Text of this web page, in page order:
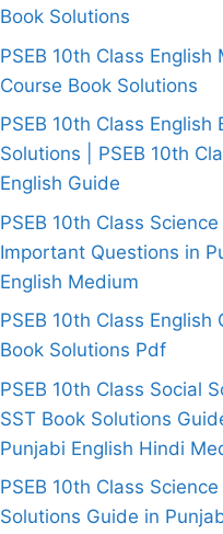
Book Solutions
PSEB 10th Class English
Course Book Solutions
PSEB 10th Class English
Solutions | PSEB 10th
English Guide
PSEB 10th Class Science
Important Questions in
English Medium
PSEB 10th Class English
Book Solutions Pdf
PSEB 10th Class Social
SST Book Solutions
Punjabi English Hindi
PSEB 10th Class
Solutions Guide in